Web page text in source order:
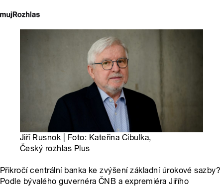
Jiří Rusnok | Foto: Kateřina Cibulka,
Český rozhlas Plus
Přikročí centrální banka ke zvýšení základní úrokové sazby?
Podle bývalého guvernéra ČNB a expremiéra Jiřího